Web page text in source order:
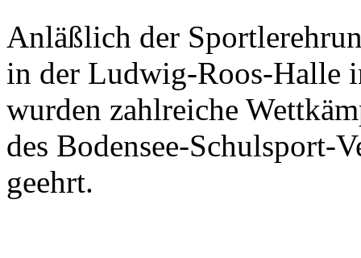
Anläßlich der
in der Ludwig-Roos-Halle
wurden zahlreiche
des Bodensee-Schulsport-
geehrt.